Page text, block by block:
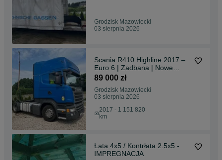
Grodzisk Mazowiecki
03 sierpnia 2026
Scania R410 Highline 2017 –
Euro 6 | Zadbana | Nowe
opony | Nowy tachograf
89 000 zł
Grodzisk Mazowiecki
03 sierpnia 2026
2017 - 1 151 820
km
Łata 4x5 / Kontrłata 2.5x5 -
IMPREGNACJA